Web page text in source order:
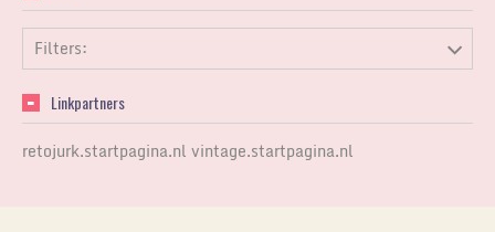
Filters:
Linkpartners
retojurk.startpagina.nl vintage.startpagina.nl